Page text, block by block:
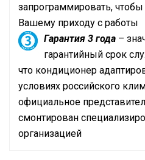
запрограммировать,
Вашему приходу с работы
Гарантия 3 года –
гарантийный срок
что кондиционер
условиях российского
официальное
смонтирован
организацией